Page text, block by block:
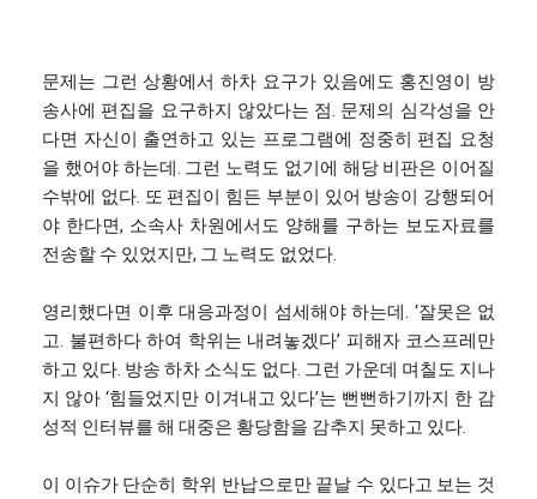
문제는 그런 상황에서 하차 요구가 있음에도 홍진영이 방
송사에 편집을 요구하지 않았다는 점. 문제의 심각성을 안
다면 자신이 출연하고 있는 프로그램에 정중히 편집 요청
을 했어야 하는데. 그런 노력도 없기에 해당 비판은 이어질
수밖에 없다. 또 편집이 힘든 부분이 있어 방송이 강행되어
야 한다면, 소속사 차원에서도 양해를 구하는 보도자료를
전송할 수 있었지만, 그 노력도 없었다.
영리했다면 이후 대응과정이 섬세해야 하는데. ‘잘못은 없
고. 불편하다 하여 학위는 내려놓겠다’ 피해자 코스프레만
하고 있다. 방송 하차 소식도 없다. 그런 가운데 며칠도 지나
지 않아 ‘힘들었지만 이겨내고 있다’는 뻔뻔하기까지 한 감
성적 인터뷰를 해 대중은 황당함을 감추지 못하고 있다.
이 이슈가 단순히 학위 반납으로만 끝날 수 있다고 보는 것